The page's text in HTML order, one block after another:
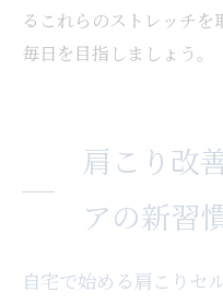
るこれらのストレッチ
毎日を目指しましょう。
肩こり改
アの新習
自宅で始める肩こりセ